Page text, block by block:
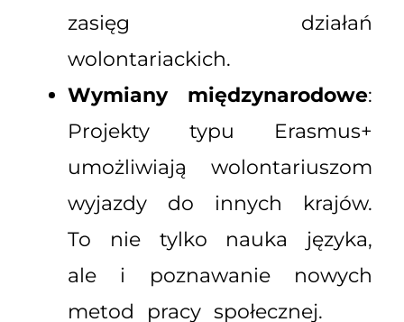
zasięg działań
wolontariackich.
Wymiany międzynarodowe:
Projekty typu Erasmus+
umożliwiają wolontariuszom
wyjazdy do innych krajów.
To nie tylko nauka języka,
ale i poznawanie nowych
metod pracy społecznej.